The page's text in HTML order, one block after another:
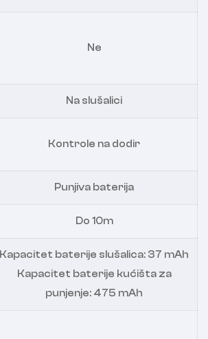
Ne
Na slušalici
Kontrole na dodir
Punjiva baterija
Do 10m
Kapacitet baterije slušalica: 37 mAh
Kapacitet baterije kućišta za
punjenje: 475 mAh